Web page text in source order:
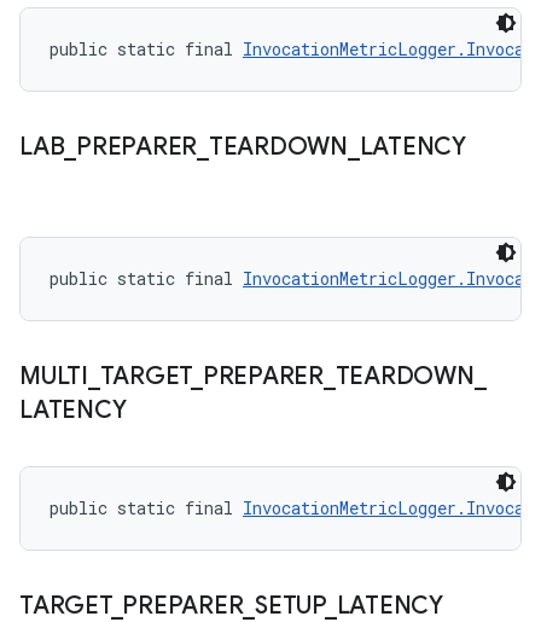
public static final
LAB_ PREPARER TEARDOWN LATENCY
public static final
MULTI TARGET_ PREPARER_ TEARDOWN
LATENCY
public static final
TARGET_ PREPARER_ SETUP_ LATENCY